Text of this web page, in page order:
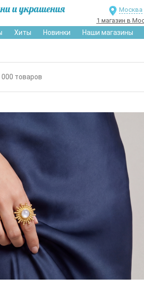
и украшения
Москва
1 магазин в
Хиты Новинки Наши магазины